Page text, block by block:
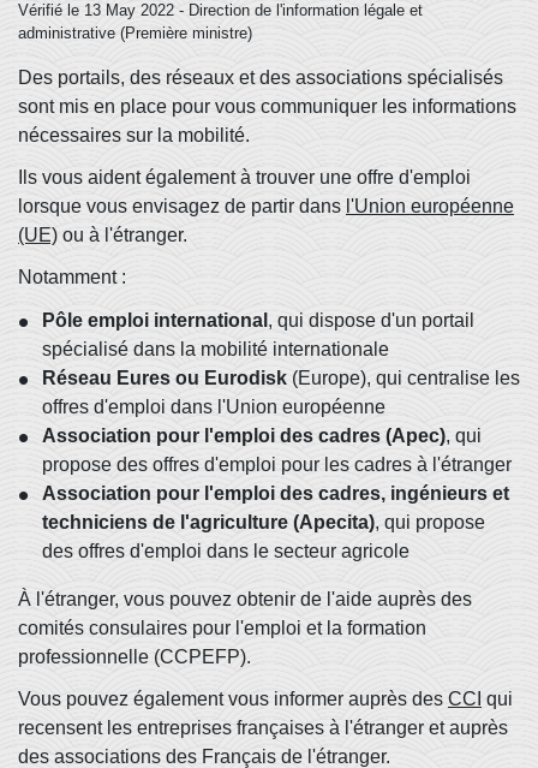
Vérifié le 13 May 2022 - Direction de l'information légale et
administrative (Première ministre)
Des portails, des réseaux et des associations spécialisés
sont mis en place pour vous communiquer les informations
nécessaires sur la mobilité.
Ils vous aident également à trouver une offre d'emploi
lorsque vous envisagez de partir dans l'Union européenne
(UE) ou à l'étranger.
Notamment :
Pôle emploi international , qui dispose d'un portail
spécialisé dans la mobilité internationale
Réseau Eures ou Eurodisk (Europe), qui centralise les
offres d'emploi dans l'Union européenne
Association pour l'emploi des cadres (Apec), qui
propose des offres d'emploi pour les cadres à l'étranger
Association pour l'emploi des cadres, ingénieurs et
techniciens de l'agriculture (Apecita), qui propose
des offres d'emploi dans le secteur agricole
À l'étranger, vous pouvez obtenir de l'aide auprès des
comités consulaires pour l'emploi et la formation
professionnelle (CCPEFP).
Vous pouvez également vous informer auprès des CCI qui
recensent les entreprises françaises à l'étranger et auprès
des associations des Français de l'étranger.